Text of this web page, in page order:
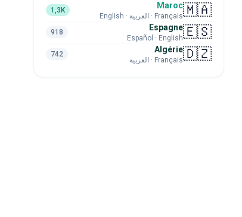
🇲🇦
Maroc
Français · العربية · English
1,3K
🇪🇸
Espagne
Español · English
918
🇩🇿
Algérie
Français · العربية
742